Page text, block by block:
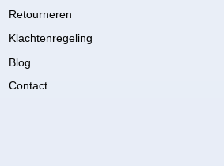
Retourneren
Klachtenregeling
Blog
Contact